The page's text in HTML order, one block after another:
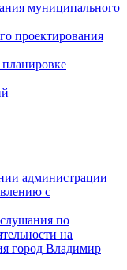
муниципального
проектирования
администрации
с
по
на
город Владимир